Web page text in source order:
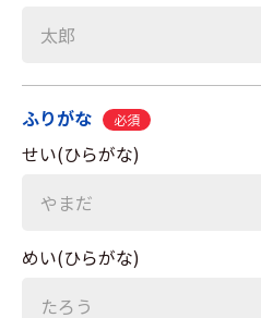
ふりがな 必須
せい(ひらがな)
めい(ひらがな)